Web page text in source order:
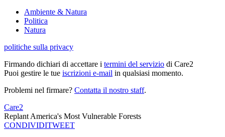
Ambiente & Natura
Politica
Natura
politiche sulla privacy
Firmando dichiari di accettare i termini del servizio di Care2
Puoi gestire le tue iscrizioni e-mail in qualsiasi momento.
Problemi nel firmare? Contatta il nostro staff.
Care2
Replant America's Most Vulnerable Forests
CONDIVIDITWEET